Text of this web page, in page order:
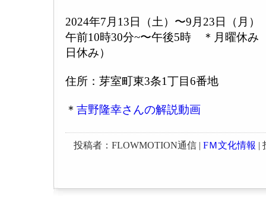
2024年7月13日（土）〜9月23日（月）
午前10時30分~〜午後5時 ＊月曜休み
日休み）
住所：芽室町東3条1丁目6番地
＊ 吉野隆幸さんの解説動画
投稿者：FLOWMOTION通信 | FＭ文化情報 |